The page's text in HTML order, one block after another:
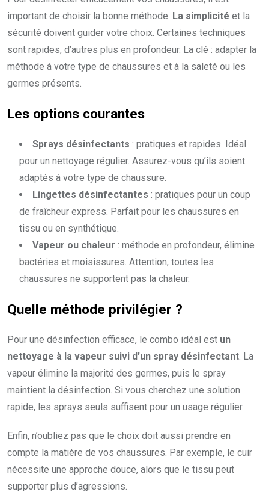
important de choisir la bonne méthode. La simplicité et la
sécurité doivent guider votre choix. Certaines techniques
sont rapides, d’autres plus en profondeur. La clé : adapter la
méthode à votre type de chaussures et à la saleté ou les
germes présents.
Les options courantes
Sprays désinfectants : pratiques et rapides. Idéal
pour un nettoyage régulier. Assurez-vous qu’ils soient
adaptés à votre type de chaussure.
Lingettes désinfectantes : pratiques pour un coup
de fraîcheur express. Parfait pour les chaussures en
tissu ou en synthétique.
Vapeur ou chaleur : méthode en profondeur, élimine
bactéries et moisissures. Attention, toutes les
chaussures ne supportent pas la chaleur.
Quelle méthode privilégier ?
Pour une désinfection efficace, le combo idéal est un
nettoyage à la vapeur suivi d’un spray désinfectant. La
vapeur élimine la majorité des germes, puis le spray
maintient la désinfection. Si vous cherchez une solution
rapide, les sprays seuls suffisent pour un usage régulier.
Enfin, n’oubliez pas que le choix doit aussi prendre en
compte la matière de vos chaussures. Par exemple, le cuir
nécessite une approche douce, alors que le tissu peut
supporter plus d’agressions.